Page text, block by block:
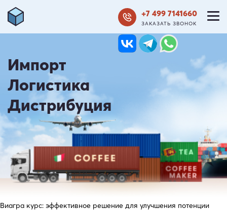
+7 499 7141660
ЗАКАЗАТЬ ЗВОНОК
Импорт
Логистика
Дистрибуция
Виагра курс: эффективное решение для улучшения потенции